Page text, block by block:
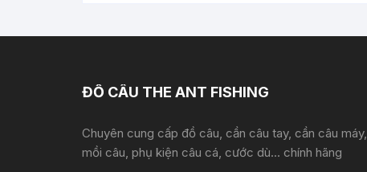
ĐỒ CÂU THE ANT FISHING
Chuyên cung cấp đồ câu, cần câu tay, cần câu máy,
mồi câu, phụ kiện câu cá, cước dù... chính hãng